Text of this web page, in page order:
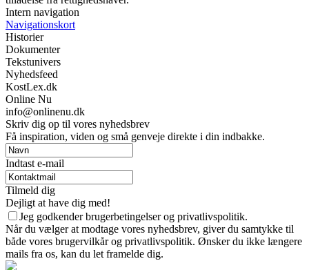
Intern navigation
Navigationskort
Historier
Dokumenter
Tekstunivers
Nyhedsfeed
KostLex.dk
Online Nu
info@onlinenu.dk
Skriv dig op til vores nyhedsbrev
Få inspiration, viden og små genveje direkte i din indbakke.
Indtast e-mail
Tilmeld dig
Dejligt at have dig med!
Jeg godkender brugerbetingelser og privatlivspolitik.
Når du vælger at modtage vores nyhedsbrev, giver du samtykke til
både vores brugervilkår og privatlivspolitik. Ønsker du ikke længere
mails fra os, kan du let framelde dig.